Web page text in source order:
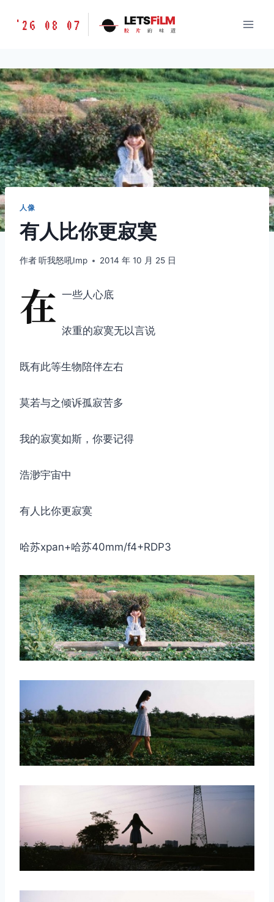
胶
味
道
LETSFILM
'26 08 07 LETSFiLM
胶 片 的 味 道
人像
有人比你更寂寞
作者听我怒吼Imp 2014 年 10 月 25 日
在 一些人心底
浓重的寂寞无以言说
既有此等生物陪伴左右
莫若与之倾诉孤寂苦多
我的寂寞如斯，你要记得
浩渺宇宙中
有人比你更寂寞
哈苏xpan+哈苏40mm/f4+RDP3